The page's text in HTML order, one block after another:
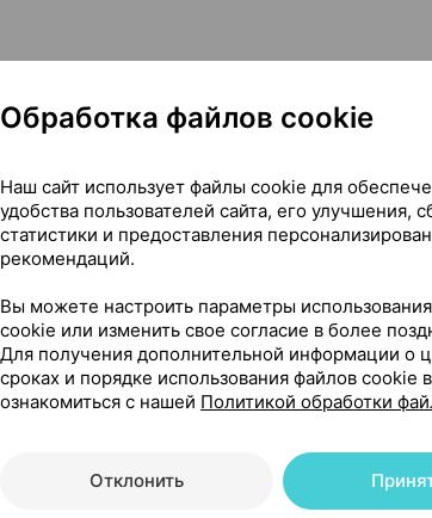
волос], 300 мл ×1, Сиэрикс Нордик АБ
На карте
15
1 шт. обновл. в
Обработка файлов cookie
Наш сайт использует файлы cookie для
удобства пользователей сайта, его улучшения,
статистики и предоставления
рекомендаций.
Вы можете настроить параметры
cookie или изменить свое согласие в более
Для получения дополнительной информации о
сроках и порядке использования файлов cookie
ознакомиться с нашей Политикой обработки
Отклонить